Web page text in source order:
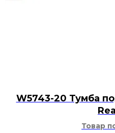
W5743-20 Тумба
Товар